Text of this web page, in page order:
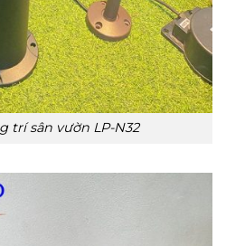
trí sân vườn LP-N32